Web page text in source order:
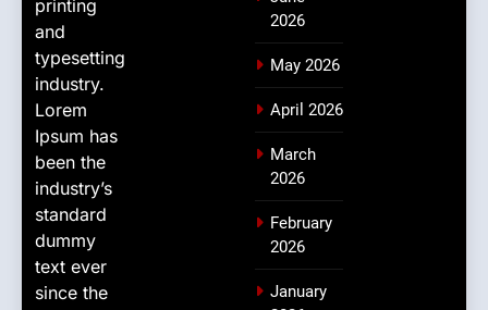
printing
and
typesetting
industry.
Lorem
Ipsum has
been the
industry’s
standard
dummy
text ever
since the
2026
May 2026
April 2026
March
2026
February
2026
January